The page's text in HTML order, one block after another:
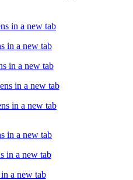
in a new tab
in a new tab
in a new tab
in a new tab
in a new tab
in a new tab
in a new tab
a new tab